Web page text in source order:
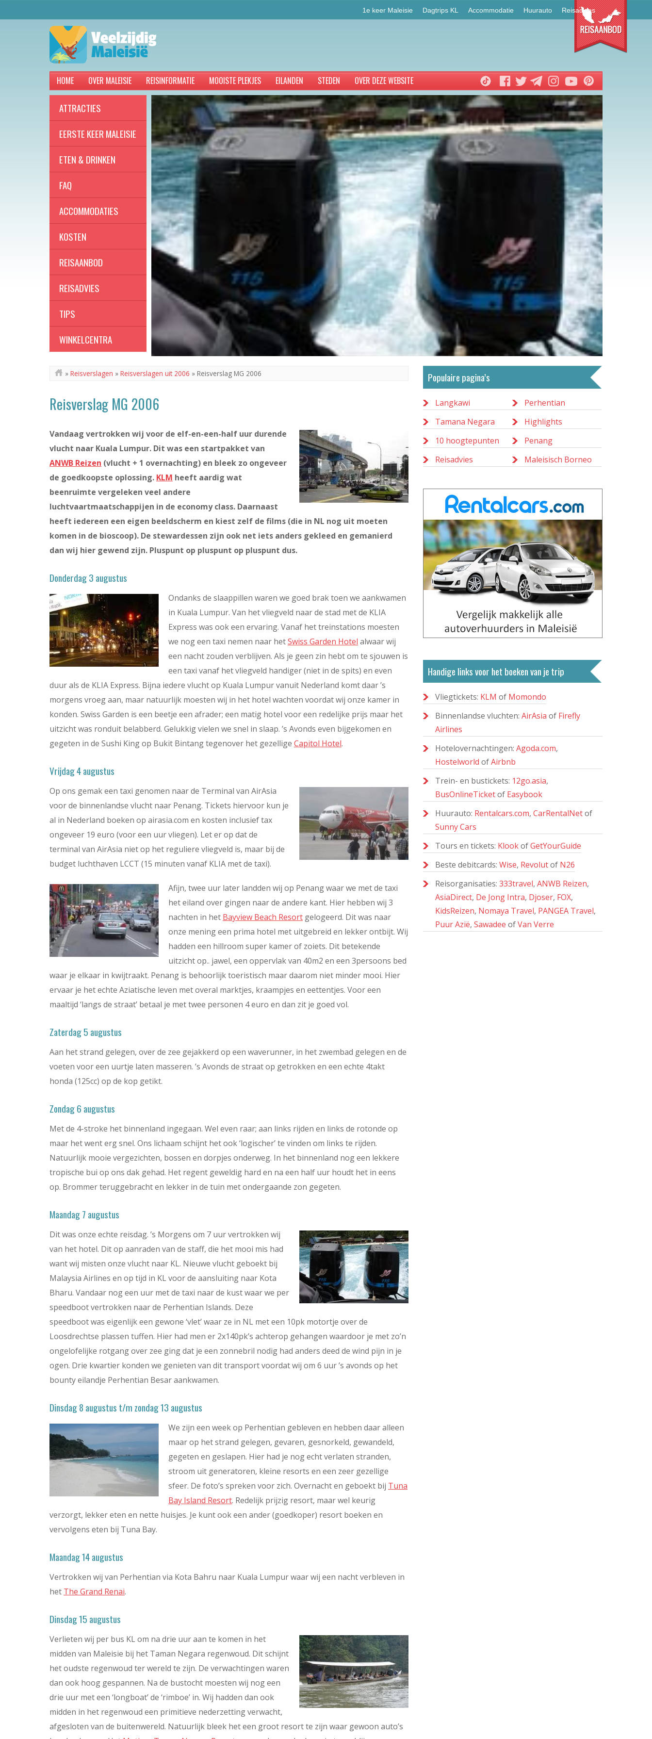
1e keer Maleisie Dagtrips KL Accommodatie Huurauto Reisadvies
HOME OVER MALEISIE REISINFORMATIE MOOISTE PLEKJES EILANDEN STEDEN OVER DEZE WEBSITE
ATTRACTIES
EERSTE KEER MALEISIE
ETEN & DRINKEN
FAQ
ACCOMMODATIES
KOSTEN
REISAANBOD
REISADVIES
TIPS
WINKELCENTRA
» Reisverslagen » Reisverslagen uit 2006 » Reisverslag MG 2006
Reisverslag MG 2006
Vandaag vertrokken wij voor de elf-en-een-half uur durende
vlucht naar Kuala Lumpur. Dit was een startpakket van
ANWB Reizen (vlucht + 1 overnachting) en bleek zo ongeveer
de goedkoopste oplossing. KLM heeft aardig wat
beenruimte vergeleken veel andere
luchtvaartmaatschappijen in de economy class. Daarnaast
heeft iedereen een eigen beeldscherm en kiest zelf de films (die in NL nog uit moeten
komen in de bioscoop). De stewardessen zijn ook net iets anders gekleed en gemanierd
dan wij hier gewend zijn. Pluspunt op pluspunt op pluspunt dus.
Donderdag 3 augustus
Ondanks de slaappillen waren we goed brak toen we aankwamen
in Kuala Lumpur. Van het vliegveld naar de stad met de KLIA
Express was ook een ervaring. Vanaf het treinstations moesten
we nog een taxi nemen naar hetSwiss Garden Hotel alwaar wij
een nacht zouden verblijven. Als je geen zin hebt om te sjouwen is
een taxi vanaf het vliegveld handiger (niet in de spits) en even
duur als de KLIA Express. Bijna iedere vlucht op Kuala Lumpur vanuit Nederland komt daar ’s
morgens vroeg aan, maar natuurlijk moesten wij in het hotel wachten voordat wij onze kamer in
konden. Swiss Garden is een beetje een afrader; een matig hotel voor een redelijke prijs maar het
uitzicht was ronduit belabberd. Gelukkig vielen we snel in slaap. ’s Avonds even bijgekomen en
gegeten in de Sushi King op Bukit Bintang tegenover het gezellige Capitol Hotel.
Vrijdag 4 augustus
Op ons gemak een taxi genomen naar de Terminal van AirAsia
voor de binnenlandse vlucht naar Penang. Tickets hiervoor kun je
al in Nederland boeken op airasia.com en kosten inclusief tax
ongeveer 19 euro (voor een uur vliegen). Let er op dat de
terminal van AirAsia niet op het reguliere vliegveld is, maar bij de
budget luchthaven LCCT (15 minuten vanaf KLIA met de taxi).
Afijn, twee uur later landden wij op Penang waar we met de taxi
het eiland over gingen naar de andere kant. Hier hebben wij 3
nachten in het Bayview Beach Resort gelogeerd. Dit was naar
onze mening een prima hotel met uitgebreid en lekker ontbijt. Wij
hadden een hillroom super kamer of zoiets. Dit betekende
uitzicht op.. jawel, een oppervlak van 40m2 en een 3persoons bed
waar je elkaar in kwijtraakt. Penang is behoorlijk toeristisch maar daarom niet minder mooi. Hier
ervaar je het echte Aziatische leven met overal marktjes, kraampjes en eettentjes. Voor een
maaltijd ‘langs de straat’ betaal je met twee personen 4 euro en dan zit je goed vol.
Zaterdag 5 augustus
Aan het strand gelegen, over de zee gejakkerd op een waverunner, in het zwembad gelegen en de
voeten voor een uurtje laten masseren. ’s Avonds de straat op getrokken en een echte 4takt
honda (125cc) op de kop getikt.
Zondag 6 augustus
Met de 4-stroke het binnenland ingegaan. Wel even raar; aan links rijden en links de rotonde op
maar het went erg snel. Ons lichaam schijnt het ook ‘logischer’ te vinden om links te rijden.
Natuurlijk mooie vergezichten, bossen en dorpjes onderweg. In het binnenland nog een lekkere
tropische bui op ons dak gehad. Het regent geweldig hard en na een half uur houdt het in eens
op. Brommer teruggebracht en lekker in de tuin met ondergaande zon gegeten.
Maandag 7 augustus
Dit was onze echte reisdag. ’s Morgens om 7 uur vertrokken wij
van het hotel. Dit op aanraden van de staff, die het mooi mis had
want wij misten onze vlucht naar KL. Nieuwe vlucht geboekt bij
Malaysia Airlines en op tijd in KL voor de aansluiting naar Kota
Bharu. Vandaar nog een uur met de taxi naar de kust waar we per
speedboot vertrokken naar de Perhentian Islands. Deze
speedboot was eigenlijk een gewone ‘vlet’ waar ze in NL met een 10pk motortje over de
Loosdrechtse plassen tuffen. Hier had men er 2x140pk’s achterop gehangen waardoor je met zo’n
ongelofelijke rotgang over zee ging dat je een zonnebril nodig had anders deed de wind pijn in je
ogen. Drie kwartier konden we genieten van dit transport voordat wij om 6 uur ’s avonds op het
bounty eilandje Perhentian Besar aankwamen.
Dinsdag 8 augustus t/m zondag 13 augustus
We zijn een week op Perhentian gebleven en hebben daar alleen
maar op het strand gelegen, gevaren, gesnorkeld, gewandeld,
gegeten en geslapen. Hier had je nog echt verlaten stranden,
stroom uit generatoren, kleine resorts en een zeer gezellige
sfeer. De foto’s spreken voor zich. Overnacht en geboekt bij Tuna
Bay Island Resort. Redelijk prijzig resort, maar wel keurig
verzorgt, lekker eten en nette huisjes. Je kunt ook een ander (goedkoper) resort boeken en
vervolgens eten bij Tuna Bay.
Maandag 14 augustus
Vertrokken wij van Perhentian via Kota Bahru naar Kuala Lumpur waar wij een nacht verbleven in
het The Grand Renai.
Dinsdag 15 augustus
Verlieten wij per bus KL om na drie uur aan te komen in het
midden van Maleisie bij het Taman Negara regenwoud. Dit schijnt
het oudste regenwoud ter wereld te zijn. De verwachtingen waren
dan ook hoog gespannen. Na de bustocht moesten wij nog een
drie uur met een ‘longboat’ de ‘rimboe’ in. Wij hadden dan ook
midden in het regenwoud een primitieve nederzetting verwacht,
afgesloten van de buitenwereld. Natuurlijk bleek het een groot resort te zijn waar gewoon auto’s
Populaire pagina’s
Langkawi
Perhentian
Tamana Negara
Highlights
10 hoogtepunten
Penang
Reisadvies
Maleisisch Borneo
Handige links voor het boeken van je trip
Vliegtickets: KLM of Momondo
Binnenlandse vluchten: AirAsia of Firefly
Airlines
Hotelovernachtingen: Agoda.com,
Hostelworld ofAirbnb
Trein- en bustickets: 12go.asia,
BusOnlineTicketof Easybook
Huurauto: Rentalcars.com, CarRentalNetof
Sunny Cars
Tours en tickets: KlookofGetYourGuide
Beste debitcards: Wise, Revolutof N26
Reisorganisaties: 333travel, ANWB Reizen,
AsiaDirect, De Jong Intra, Djoser, FOX,
KidsReizen, Nomaya Travel, PANGEA Travel,
Puur Azië, Sawadee ofVan Verre